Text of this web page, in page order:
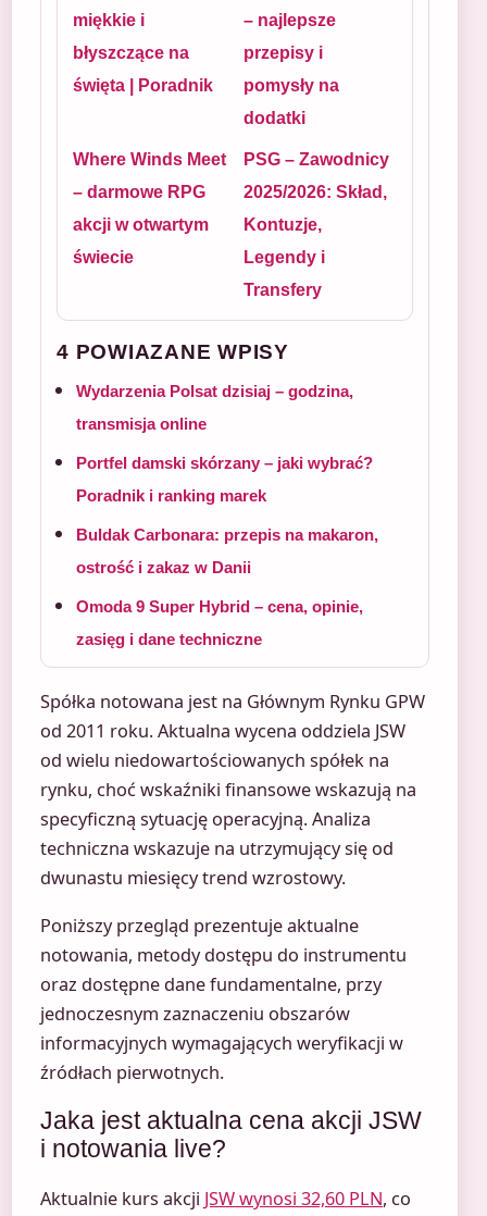
miękkie i
błyszczące na
święta | Poradnik
– najlepsze
przepisy i
pomysły na
dodatki
Where Winds Meet
– darmowe RPG
akcji w otwartym
świecie
PSG – Zawodnicy
2025/2026: Skład,
Kontuzje,
Legendy i
Transfery
4 POWIAZANE WPISY
Wydarzenia Polsat dzisiaj – godzina,
transmisja online
Portfel damski skórzany – jaki wybrać?
Poradnik i ranking marek
Buldak Carbonara: przepis na makaron,
ostrość i zakaz w Danii
Omoda 9 Super Hybrid – cena, opinie,
zasięg i dane techniczne
Spółka notowana jest na Głównym Rynku GPW
od 2011 roku. Aktualna wycena oddziela JSW
od wielu niedowartościowanych spółek na
rynku, choć wskaźniki finansowe wskazują na
specyficzną sytuację operacyjną. Analiza
techniczna wskazuje na utrzymujący się od
dwunastu miesięcy trend wzrostowy.
Poniższy przegląd prezentuje aktualne
notowania, metody dostępu do instrumentu
oraz dostępne dane fundamentalne, przy
jednoczesnym zaznaczeniu obszarów
informacyjnych wymagających weryfikacji w
źródłach pierwotnych.
Jaka jest aktualna cena akcji JSW
i notowania live?
Aktualnie kurs akcji JSW wynosi 32,60 PLN, co